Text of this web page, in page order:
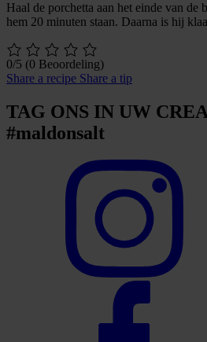
Haal de porchetta aan het einde van de
hem 20 minuten staan. Daarna is hij
0/5 (0 Beoordeling)
Share a recipe Share a tip
TAG ONS IN UW
#maldonsalt